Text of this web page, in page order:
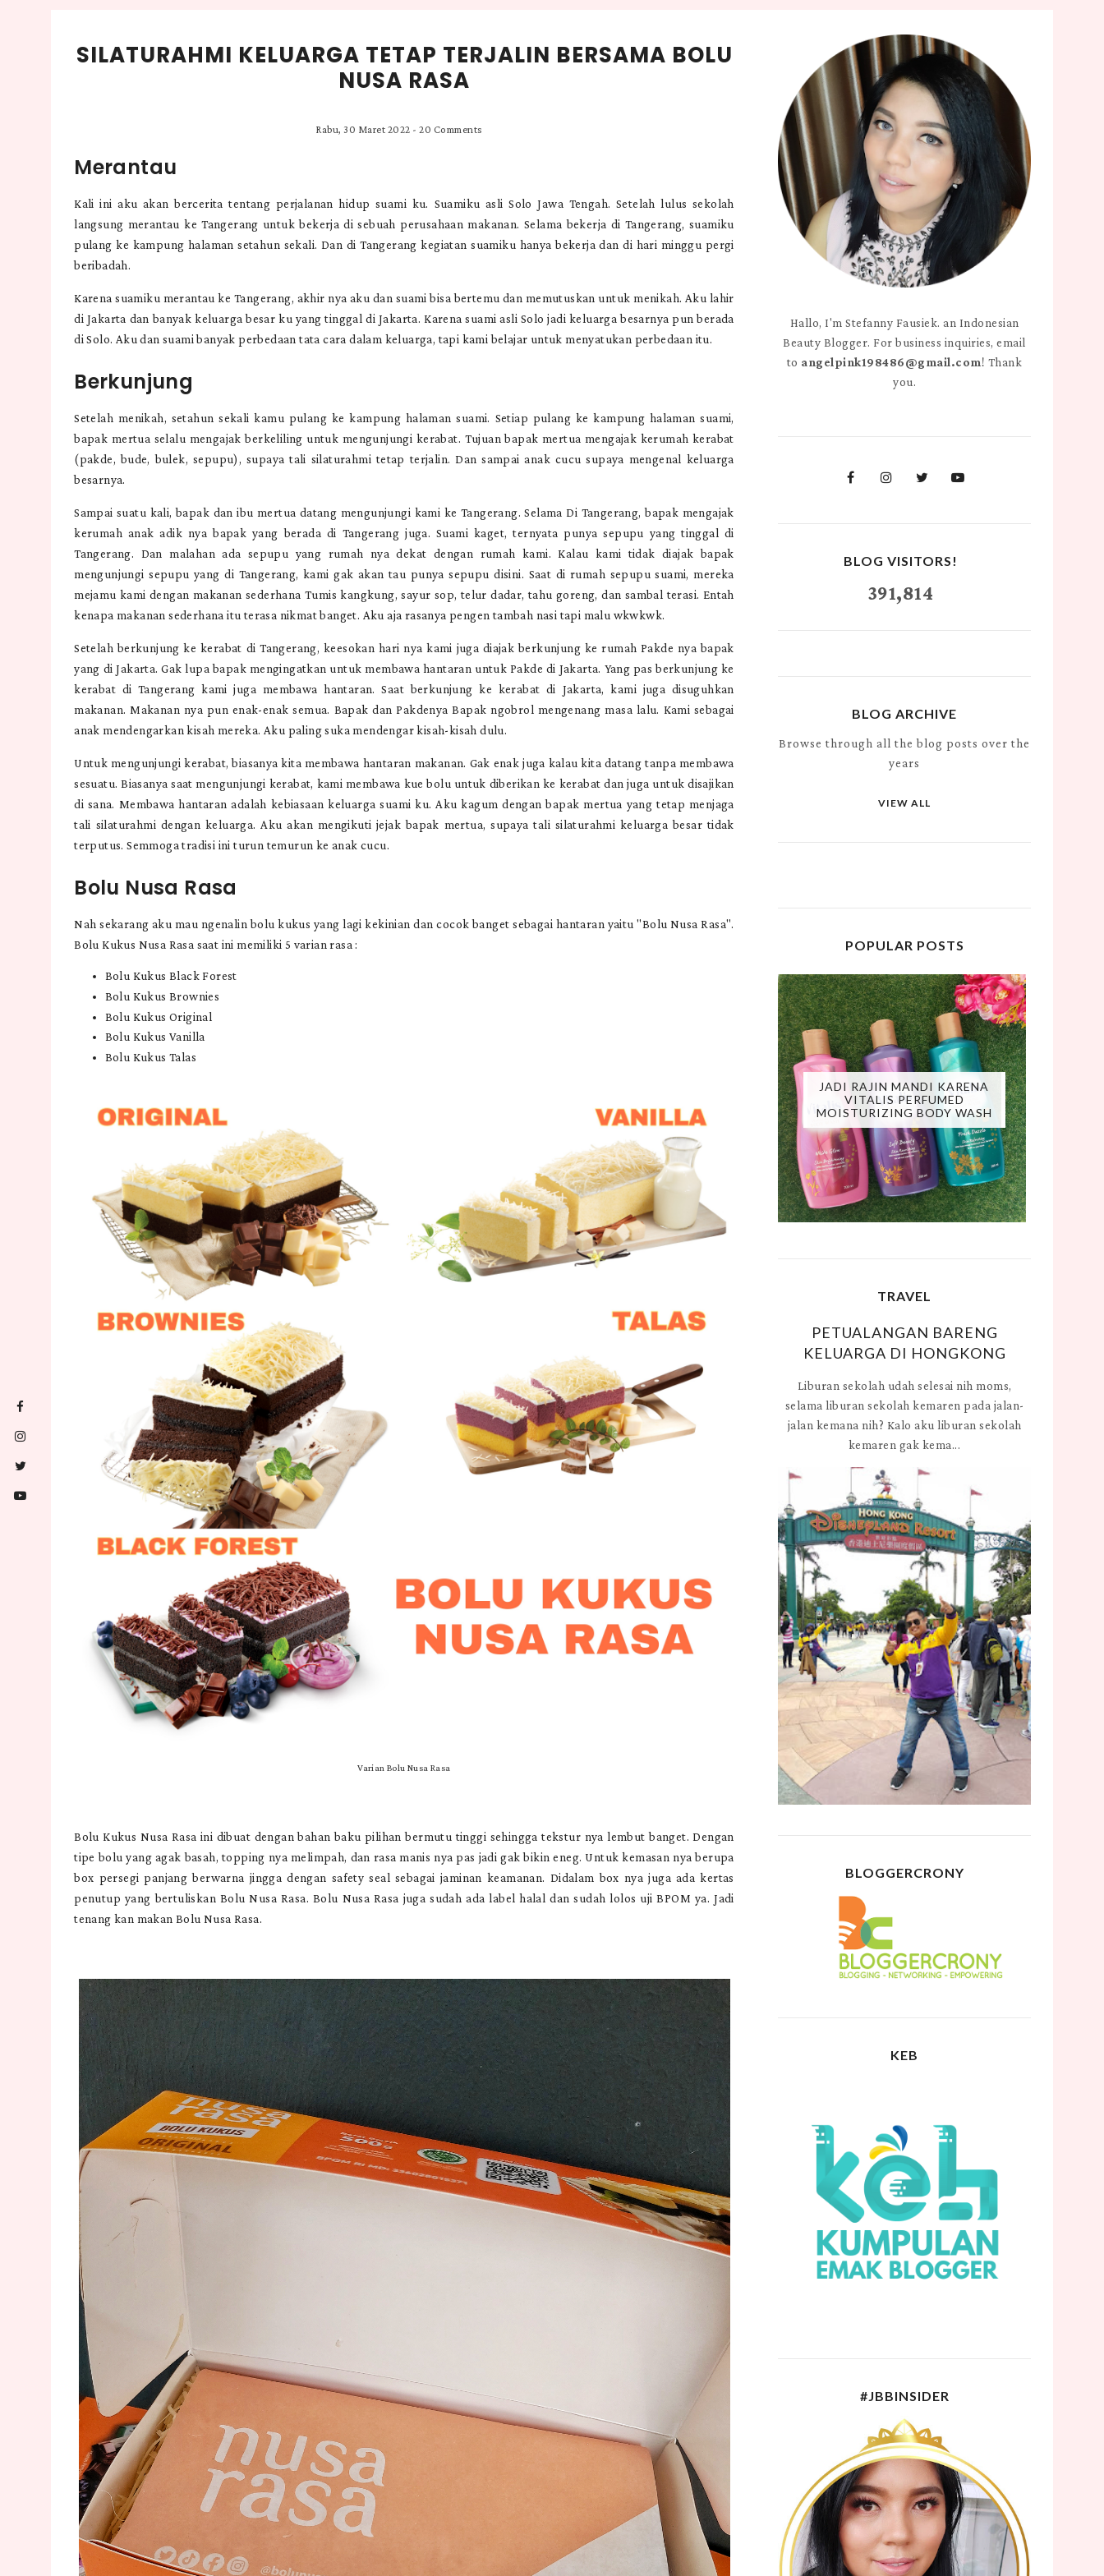
SILATURAHMI KELUARGA TETAP TERJALIN BERSAMA BOLU
NUSA RASA
Rabu, 30 Maret 2022 -20 Comments
Merantau
Kali ini aku akan bercerita tentang perjalanan hidup suami ku. Suamiku asli Solo Jawa Tengah. Setelah lulus sekolah
langsung merantau ke Tangerang untuk bekerja di sebuah perusahaan makanan. Selama bekerja di Tangerang, suamiku
pulang ke kampung halaman setahun sekali. Dan di Tangerang kegiatan suamiku hanya bekerja dan di hari minggu pergi
beribadah.
Karena suamiku merantau ke Tangerang, akhir nya aku dan suami bisa bertemu dan memutuskan untuk menikah. Aku lahir
di Jakarta dan banyak keluarga besar ku yang tinggal di Jakarta. Karena suami asli Solo jadi keluarga besarnya pun berada
di Solo. Aku dan suami banyak perbedaan tata cara dalam keluarga, tapi kami belajar untuk menyatukan perbedaan itu.
Berkunjung
Setelah menikah, setahun sekali kamu pulang ke kampung halaman suami. Setiap pulang ke kampung halaman suami,
bapak mertua selalu mengajak berkeliling untuk mengunjungi kerabat. Tujuan bapak mertua mengajak kerumah kerabat
(pakde, bude, bulek, sepupu), supaya tali silaturahmi tetap terjalin. Dan sampai anak cucu supaya mengenal keluarga
besarnya.
Sampai suatu kali, bapak dan ibu mertua datang mengunjungi kami ke Tangerang. Selama Di Tangerang, bapak mengajak
kerumah anak adik nya bapak yang berada di Tangerang juga. Suami kaget, ternyata punya sepupu yang tinggal di
Tangerang. Dan malahan ada sepupu yang rumah nya dekat dengan rumah kami. Kalau kami tidak diajak bapak
mengunjungi sepupu yang di Tangerang, kami gak akan tau punya sepupu disini. Saat di rumah sepupu suami, mereka
mejamu kami dengan makanan sederhana Tumis kangkung, sayur sop, telur dadar, tahu goreng, dan sambal terasi. Entah
kenapa makanan sederhana itu terasa nikmat banget. Aku aja rasanya pengen tambah nasi tapi malu wkwkwk.
Setelah berkunjung ke kerabat di Tangerang, keesokan hari nya kami juga diajak berkunjung ke rumah Pakde nya bapak
yang di Jakarta. Gak lupa bapak mengingatkan untuk membawa hantaran untuk Pakde di Jakarta. Yang pas berkunjung ke
kerabat di Tangerang kami juga membawa hantaran. Saat berkunjung ke kerabat di Jakarta, kami juga disuguhkan
makanan. Makanan nya pun enak-enak semua. Bapak dan Pakdenya Bapak ngobrol mengenang masa lalu. Kami sebagai
anak mendengarkan kisah mereka. Aku paling suka mendengar kisah-kisah dulu.
Untuk mengunjungi kerabat, biasanya kita membawa hantaran makanan. Gak enak juga kalau kita datang tanpa membawa
sesuatu. Biasanya saat mengunjungi kerabat, kami membawa kue bolu untuk diberikan ke kerabat dan juga untuk disajikan
di sana. Membawa hantaran adalah kebiasaan keluarga suami ku. Aku kagum dengan bapak mertua yang tetap menjaga
tali silaturahmi dengan keluarga. Aku akan mengikuti jejak bapak mertua, supaya tali silaturahmi keluarga besar tidak
terputus. Semmoga tradisi ini turun temurun ke anak cucu.
Bolu Nusa Rasa
Nah sekarang aku mau ngenalin bolu kukus yang lagi kekinian dan cocok banget sebagai hantaran yaitu "Bolu Nusa Rasa".
Bolu Kukus Nusa Rasa saat ini memiliki 5 varian rasa :
Bolu Kukus Black Forest
Bolu Kukus Brownies
Bolu Kukus Original
Bolu Kukus Vanilla
Bolu Kukus Talas
Varian Bolu Nusa Rasa
Bolu Kukus Nusa Rasa ini dibuat dengan bahan baku pilihan bermutu tinggi sehingga tekstur nya lembut banget. Dengan
tipe bolu yang agak basah, topping nya melimpah, dan rasa manis nya pas jadi gak bikin eneg. Untuk kemasan nya berupa
box persegi panjang berwarna jingga dengan safety seal sebagai jaminan keamanan. Didalam box nya juga ada kertas
penutup yang bertuliskan Bolu Nusa Rasa. Bolu Nusa Rasa juga sudah ada label halal dan sudah lolos uji BPOM ya. Jadi
tenang kan makan Bolu Nusa Rasa.
Hallo, I'm Stefanny Fausiek. an Indonesian
Beauty Blogger. For business inquiries, email
to angelpink198486@gmail.com! Thank
you.
BLOG VISITORS!
391,814
BLOG ARCHIVE
Browse through all the blog posts over the
years
VIEW ALL
POPULAR POSTS
JADI RAJIN MANDI KARENA
VITALIS PERFUMED
MOISTURIZING BODY WASH
TRAVEL
PETUALANGAN BARENG
KELUARGA DI HONGKONG
Liburan sekolah udah selesai nih moms,
selama liburan sekolah kemaren pada jalan-
jalan kemana nih? Kalo aku liburan sekolah
kemaren gak kema...
BLOGGERCRONY
KEB
#JBBINSIDER